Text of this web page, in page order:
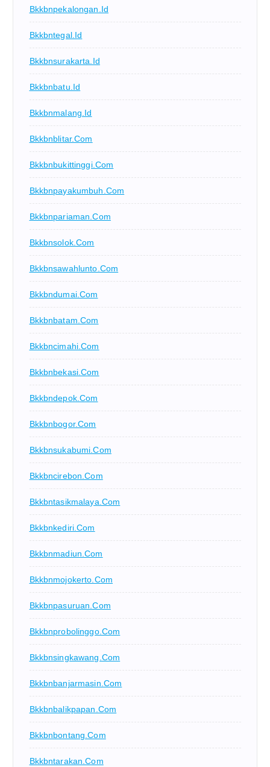
Bkkbnpekalongan.id
Bkkbntegal.id
Bkkbnsurakarta.id
Bkkbnbatu.id
Bkkbnmalang.id
Bkkbnblitar.com
Bkkbnbukittinggi.com
Bkkbnpayakumbuh.com
Bkkbnpariaman.com
Bkkbnsolok.com
Bkkbnsawahlunto.com
Bkkbndumai.com
Bkkbnbatam.com
Bkkbncimahi.com
Bkkbnbekasi.com
Bkkbndepok.com
Bkkbnbogor.com
Bkkbnsukabumi.com
Bkkbncirebon.com
Bkkbntasikmalaya.com
Bkkbnkediri.com
Bkkbnmadiun.com
Bkkbnmojokerto.com
Bkkbnpasuruan.com
Bkkbnprobolinggo.com
Bkkbnsingkawang.com
Bkkbnbanjarmasin.com
Bkkbnbalikpapan.com
Bkkbnbontang.com
Bkkbntarakan.com